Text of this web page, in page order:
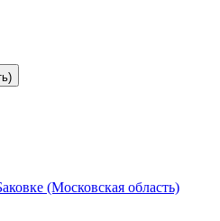
(Московская область)